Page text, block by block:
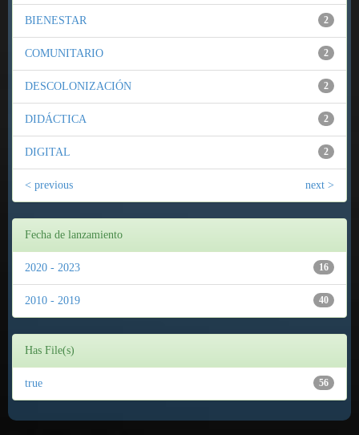
2
BIENESTAR
2
COMUNITARIO
2
DESCOLONIZACIÓN
2
DIDÁCTICA
2
DIGITAL
< previous next >
Fecha de lanzamiento
16
2020 - 2023
40
2010 - 2019
Has File(s)
56
true